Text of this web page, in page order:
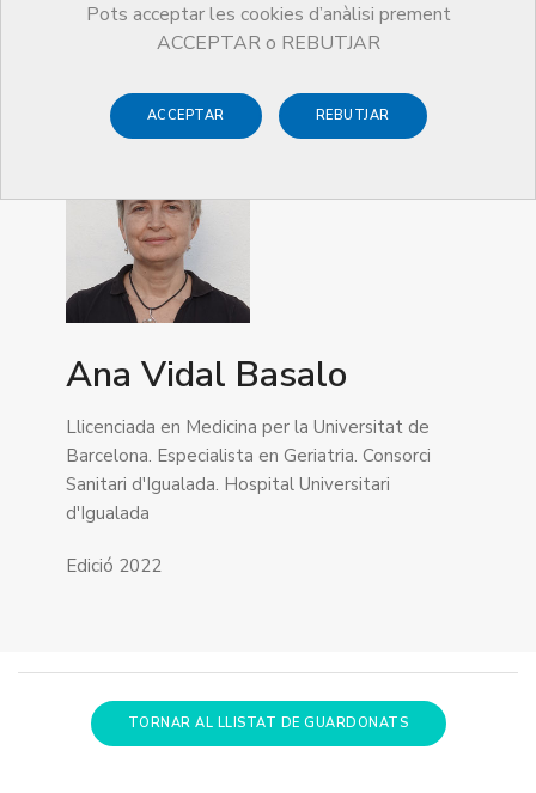
Pots acceptar les cookies d’anàlisi prement
ACCEPTAR o REBUTJAR
ACCEPTAR REBUTJAR
Guardonat Edició 2022
Ana Vidal Basalo
Llicenciada en Medicina per la Universitat de
Barcelona. Especialista en Geriatria. Consorci
Sanitari d'Igualada. Hospital Universitari
d'Igualada
Edició 2022
TORNAR AL LLISTAT DE GUARDONATS